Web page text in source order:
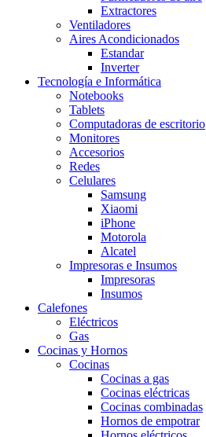
Extractores
Ventiladores
Aires Acondicionados
Estandar
Inverter
Tecnología e Informática
Notebooks
Tablets
Computadoras de escritorio
Monitores
Accesorios
Redes
Celulares
Samsung
Xiaomi
iPhone
Motorola
Alcatel
Impresoras e Insumos
Impresoras
Insumos
Calefones
Eléctricos
Gas
Cocinas y Hornos
Cocinas
Cocinas a gas
Cocinas eléctricas
Cocinas combinadas
Hornos de empotrar